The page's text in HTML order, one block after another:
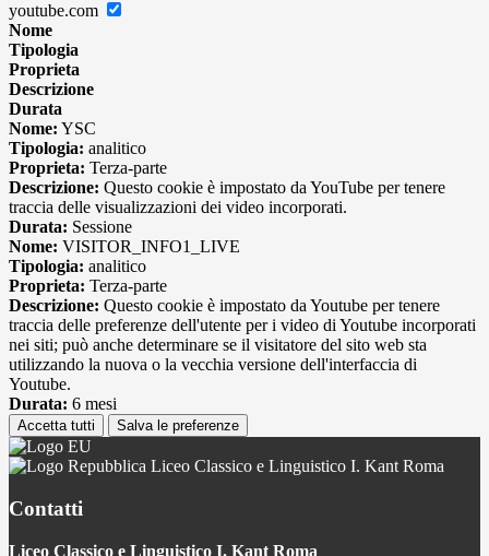
youtube.com
Nome
Tipologia
Proprieta
Descrizione
Durata
Nome: YSC
Tipologia: analitico
Proprieta: Terza-parte
Descrizione: Questo cookie è impostato da YouTube per tenere
traccia delle visualizzazioni dei video incorporati.
Durata: Sessione
Nome: VISITOR_INFO1_LIVE
Tipologia: analitico
Proprieta: Terza-parte
Descrizione: Questo cookie è impostato da Youtube per tenere
traccia delle preferenze dell'utente per i video di Youtube incorporati
nei siti; può anche determinare se il visitatore del sito web sta
utilizzando la nuova o la vecchia versione dell'interfaccia di
Youtube.
Durata: 6 mesi
Accetta tutti Salva le preferenze
Liceo Classico e Linguistico I. Kant Roma
Contatti
Liceo Classico e Linguistico I. Kant Roma